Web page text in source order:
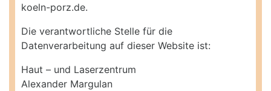
koeln-porz.de.
Die verantwortliche Stelle für die
Datenverarbeitung auf dieser Website ist:
Haut – und Laserzentrum
Alexander Margulan